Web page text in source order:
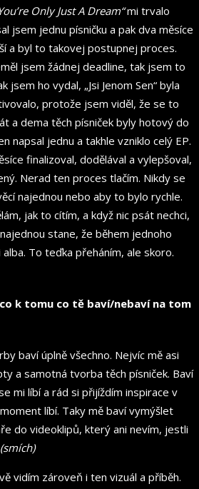
Only Just A Dream“mi trvalo
jsem jednu písničku a pak dva měsíce
a byl to takovej postupnej proces.
jsem žádnej deadline, tak jsem to
jsem ho vydal, „Jsi Jenom Sen“ byla
protože jsem viděl, že se to
a dema těch písniček byly hotový do
napsal jednu a takhle vzniklo celý EP.
finalizoval, dodělával a vylepšoval,
Nerad ten proces tlačím. Nikdy se
najednou nebo aby to bylo rychle.
jak to cítím, a když nic psát nechci,
stane, že během jednoho
To teďka přeháním, ale skoro.
k tomu co tě baví/nebaví na tom
baví úplně všechno. Nejvíc mě asi
a samotná tvorba těch písniček. Baví
mi líbí a rád si přijíždím inspirace v
líbí. Taky mě baví vymýšlet
do videoklipů, který ani nevím, jestli
(smích)
vidím zároveň i ten vizuál a příběh.